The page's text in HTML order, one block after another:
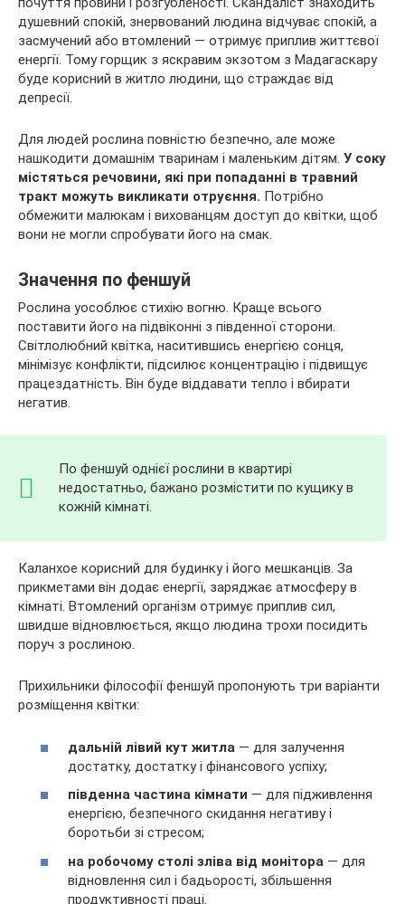
душевний спокій, знервований людина відчуває спокій, а
засмучений або втомлений — отримує приплив життєвої
енергії. Тому горщик з яскравим экзотом з Мадагаскару
буде корисний в житло людини, що страждає від
депресії.
Для людей рослина повністю безпечно, але може
нашкодити домашнім тваринам і маленьким дітям. У соку
містяться речовини, які при попаданні в травний
тракт можуть викликати отруєння. Потрібно
обмежити малюкам і вихованцям доступ до квітки, щоб
вони не могли спробувати його на смак.
Значення по феншуй
Рослина уособлює стихію вогню. Краще всього
поставити його на підвіконні з південної сторони.
Світлолюбний квітка, наситившись енергією сонця,
мінімізує конфлікти, підсилює концентрацію і підвищує
працездатність. Він буде віддавати тепло і вбирати
негатив.
По феншуй однієї рослини в квартирі
недостатньо, бажано розмістити по кущику в
кожній кімнаті.
Каланхое корисний для будинку і його мешканців. За
прикметами він додає енергії, заряджає атмосферу в
кімнаті. Втомлений організм отримує приплив сил,
швидше відновлюється, якщо людина трохи посидить
поруч з рослиною.
Прихильники філософії феншуй пропонують три варіанти
розміщення квітки:
дальній лівий кут житла — для залучення
достатку, достатку і фінансового успіху;
південна частина кімнати — для підживлення
енергією, безпечного скидання негативу і
боротьби зі стресом;
на робочому столі зліва від монітора — для
відновлення сил і бадьорості, збільшення
продуктивності праці.